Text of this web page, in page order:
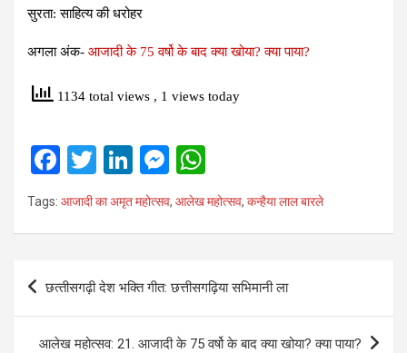
सुरता: साहित्‍य की धरोहर
अगला अंक- आजादी के 75 वर्षो के बाद क्‍या खोया? क्‍या पाया?
1134 total views , 1 views today
F
a
ce
o
k
T
wi
tt
Li
n
ke
n
M
es
se
g
h
at
A
p
p
Tags: आजादी का अमृत महोत्‍सव, आलेख महोत्‍सव, कन्‍हैया लाल बारले
navigation
छत्‍तीसगढ़ी देश भक्ति गीत: छत्तीसगढ़िया सभिमानी ला
आलेख महोत्‍सव: 21. आजादी के 75 वर्षो के बाद क्‍या खोया? क्‍या पाया?